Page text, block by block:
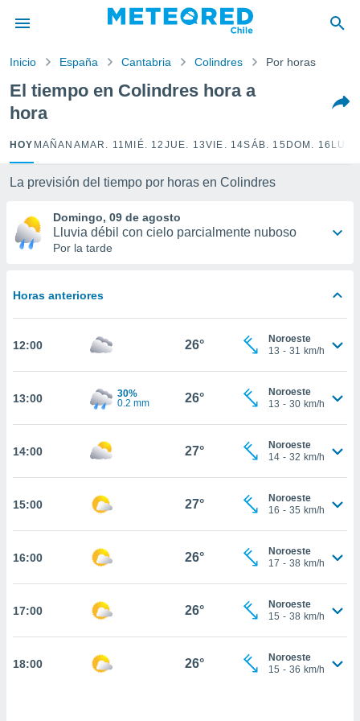
por
para
la
calidad.
a este
las
y
forma
basada
permite
coste.
botón
a la
todas
ya sean
nos
en
perfil
y
CONTINUAR
Inicio España Cantabria Colindres Por horas
El tiempo en Colindres hora a
hora
HOY MAÑANA MAR. 11 MIÉ. 12 JUE. 13VIE. 14SÁB. 15 DOM. 16
La previsión del tiempo por horas en Colindres
Domingo, 09 de agosto
Lluvia débil con cielo parcialmente nuboso
Por la tarde
Horas anteriores
12:00 26°
Noroeste
13 - 31 km/h
13:00
30%
0.2 mm
26°
Noroeste
13 - 30 km/h
14:00 27°
Noroeste
14 - 32 km/h
15:00 27°
Noroeste
16 - 35 km/h
16:00 26°
Noroeste
17 - 38 km/h
17:00 26°
Noroeste
15 - 38 km/h
18:00 26°
Noroeste
15 - 36 km/h